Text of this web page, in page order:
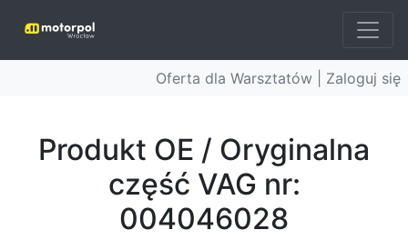
Oferta dla Warsztatów | Zaloguj się
Produkt OE / Oryginalna
część VAG nr:
004046028